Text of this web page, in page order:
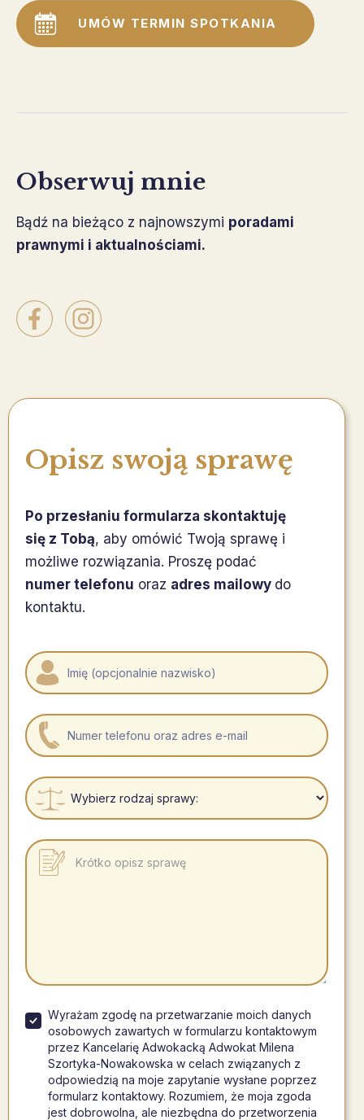
UMÓW TERMIN SPOTKANIA
Obserwuj mnie
Bądź na bieżąco z najnowszymi poradami
prawnymi i aktualnościami.
Opisz swoją sprawę
Po przesłaniu formularza skontaktuję
się z Tobą, aby omówić Twoją sprawę i
możliwe rozwiązania. Proszę podać
numer telefonu oraz adres mailowy do
kontaktu.
Wyrażam zgodę na przetwarzanie moich danych
osobowych zawartych w formularzu kontaktowym
przez Kancelarię Adwokacką Adwokat Milena
Szortyka-Nowakowska w celach związanych z
odpowiedzią na moje zapytanie wysłane poprzez
formularz kontaktowy. Rozumiem, że moja zgoda
jest dobrowolna, ale niezbędna do przetworzenia